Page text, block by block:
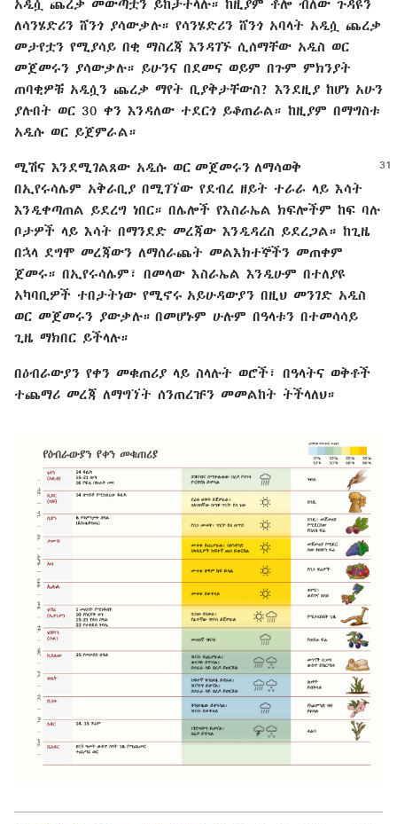
አዲሷ ጨረቃ መውጣቷን ይከታተላሉ። ከዚያም ቶሎ ብለው ጉዳዩን
ለሳንሄድሪን ሸንጎ ያሳውቃሉ። የሳንሄድሪን ሸንጎ አባላት አዲሷ ጨረቃ
መታየቷን የሚያሳይ በቂ ማስረጃ እንዳገኙ ሲሰማቸው አዲስ ወር
መጀመሩን ያሳውቃሉ። ይሁንና በደመና ወይም በጉም ምክንያት
ጠባቂዎቹ አዲሷን ጨረቃ ማየት ቢያቅታቸውስ? እንደዚያ ከሆነ አሁን
ያሉበት ወር 30 ቀን እንዳለው ተደርጎ ይቆጠራል። ከዚያም በማግስቱ
አዲሱ ወር ይጀምራል።
ሚሽና እንደሚገልጸው አዲሱ ወር መጀመሩን ለማሳወቅ
በኢየሩሳሌም አቅራቢያ በሚገኘው የደብረ ዘይት ተራራ ላይ እሳት
እንዲቀጣጠል ይደረግ ነበር። በሌሎች የእስራኤል ክፍሎችም ከፍ ባሉ
ቦታዎች ላይ እሳት በማንደድ መረጃው እንዲዳረስ ይደረጋል። ከጊዜ
በኋላ ደግሞ መረጃውን ለማሰራጨት መልእክተኞችን መጠቀም
ጀመሩ። በኢየሩሳሌም፣ በመላው እስራኤል እንዲሁም በተለያዩ
አካባቢዎች ተበታትነው የሚኖሩ አይሁዳውያን በዚህ መንገድ አዲስ
ወር መጀመሩን ያውቃሉ። በመሆኑም ሁሉም በዓላቱን በተመሳሳይ
ጊዜ ማክበር ይችላሉ።
በዕብራውያን የቀን መቁጠሪያ ላይ ስላሉት ወሮች፣ በዓላትና ወቅቶች
ተጨማሪ መረጃ ለማግኘት ሰንጠረዡን መመልከት ትችላለህ።